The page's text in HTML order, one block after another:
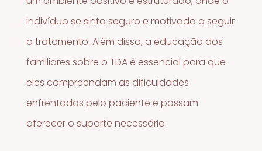
indivíduo se sinta seguro e motivado a seguir
o tratamento. Além disso, a educação dos
familiares sobre o TDA é essencial para que
eles compreendam as dificuldades
enfrentadas pelo paciente e possam
oferecer o suporte necessário.